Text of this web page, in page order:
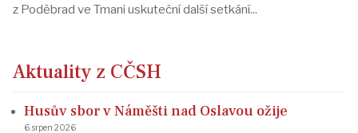
z Poděbrad ve Tmani uskuteční další setkání...
Aktuality z CČSH
Husův sbor v Náměšti nad Oslavou ožije
6. srpen 2026